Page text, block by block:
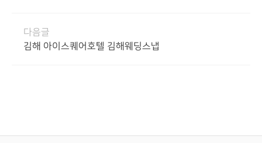
다음글
김해 아이스퀘어호텔 김해웨딩스냅